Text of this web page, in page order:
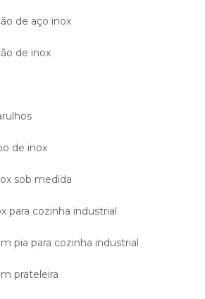
de aço inox
de inox
de inox
sob medida
para cozinha industrial
pia para cozinha industrial
prateleira